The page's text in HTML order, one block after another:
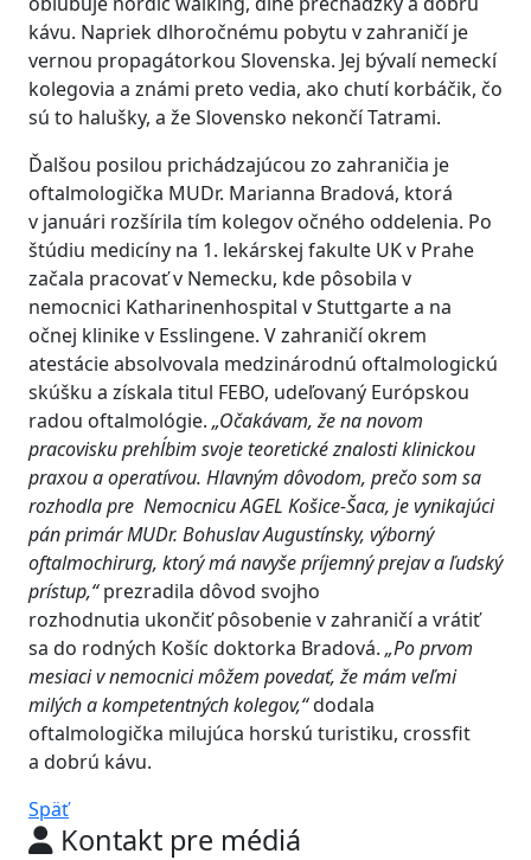
kávu. Napriek dlhoročnému pobytu v zahraničí je
vernou propagátorkou Slovenska. Jej bývalí nemeckí
kolegovia a známi preto vedia, ako chutí korbáčik, čo
sú to halušky, a že Slovensko nekončí Tatrami.
Ďalšou posilou prichádzajúcou zo zahraničia je
oftalmologička MUDr. Marianna Bradová, ktorá
v januári rozšírila tím kolegov očného oddelenia. Po
štúdiu medicíny na 1. lekárskej fakulte UK v Prahe
začala pracovať v Nemecku, kde pôsobila v
nemocnici Katharinenhospital v Stuttgarte a na
očnej klinike v Esslingene. V zahraničí okrem
atestácie absolvovala medzinárodnú oftalmologickú
skúšku a získala titul FEBO, udeľovaný Európskou
radou oftalmológie. „Očakávam, že na novom
pracovisku prehĺbim svoje teoretické znalosti klinickou
praxou a operatívou. Hlavným dôvodom, prečo som sa
rozhodla pre Nemocnicu AGEL Košice-Šaca, jevynikajúci
pán primár MUDr. Bohuslav Augustínsky, výborný
oftalmochirurg, ktorý má navyše príjemný prejav a ľudský
prístup,“prezradila dôvod svojho
rozhodnutia ukončiť pôsobenie v zahraničí a vrátiť
sa do rodných Košíc doktorka Bradová. „Po prvom
mesiaci v nemocnici môžem povedať, že mám veľmi
milých a kompetentných kolegov,“dodala
oftalmologička milujúca horskú turistiku, crossfit
a dobrú kávu.
Späť
Kontakt pre médiá